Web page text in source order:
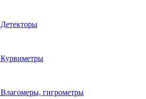
Детекторы
Курвиметры
Влагомеры, гигрометры